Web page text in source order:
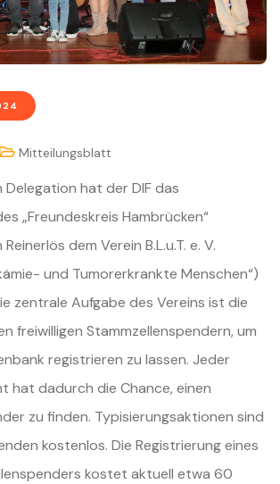
Mitteilungsblatt
hat der DIF das
„Freundeskreis Hambrücken“
dem Verein B.L.u.T. e. V.
und Tumorerkrankte Menschen“)
zentrale Aufgabe des Vereins ist die
freiwilligen Stammzellenspendern, um
registrieren zu lassen. Jeder
hat dadurch die Chance, einen
zu finden. Typisierungsaktionen sind
kostenlos. Die Registrierung eines
kostet aktuell etwa 60